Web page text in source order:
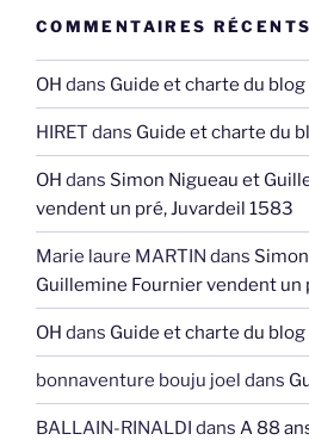
COMMENTAIRES RÉCENTS
OH dans Guide et charte du blog
HIRET dans Guide et charte du
OH dans Simon Nigueau et
vendent un pré, Juvardeil 1583
Marie laure MARTIN dans
Guillemine Fournier vendent un
OH dans Guide et charte du blog
bonnaventure bouju joel dans
BALLAIN-RINALDI dans A 88